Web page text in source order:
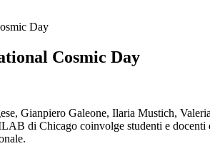
Day
Cosmic Day
Gianpiero Galeone, Ilaria Mustich,
di Chicago coinvolge studenti e docenti